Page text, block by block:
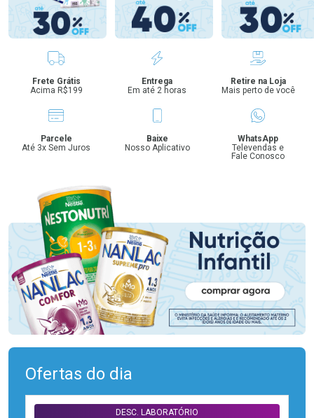
Benefícios
Frete Grátis
Acima R$199
Entrega
Em até 2 horas
Retire na Loja
Mais perto de você
Parcele
Até 3x Sem Juros
Baixe
Nosso Aplicativo
WhatsApp
Televendas e
Fale Conosco
Ofertas do dia
DESC. LABORATÓRIO